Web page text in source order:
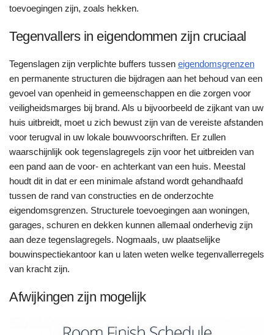
toevoegingen zijn, zoals hekken.
Tegenvallers in eigendommen zijn cruciaal
Tegenslagen zijn verplichte buffers tussen eigendomsgrenzen
en permanente structuren die bijdragen aan het behoud van een
gevoel van openheid in gemeenschappen en die zorgen voor
veiligheidsmarges bij brand. Als u bijvoorbeeld de zijkant van uw
huis uitbreidt, moet u zich bewust zijn van de vereiste afstanden
voor terugval in uw lokale bouwvoorschriften. Er zullen
waarschijnlijk ook tegenslagregels zijn voor het uitbreiden van
een pand aan de voor- en achterkant van een huis. Meestal
houdt dit in dat er een minimale afstand wordt gehandhaafd
tussen de rand van constructies en de onderzochte
eigendomsgrenzen. Structurele toevoegingen aan woningen,
garages, schuren en dekken kunnen allemaal onderhevig zijn
aan deze tegenslagregels. Nogmaals, uw plaatselijke
bouwinspectiekantoor kan u laten weten welke tegenvallerregels
van kracht zijn.
Afwijkingen zijn mogelijk